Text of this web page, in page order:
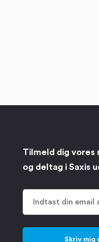
Tilmeld dig vores
og deltag i Saxis